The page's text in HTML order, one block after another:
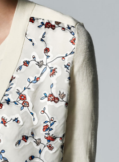
資訊註冊。若發現惡意使用之情形，
戶之使用額度並採取法律行動。